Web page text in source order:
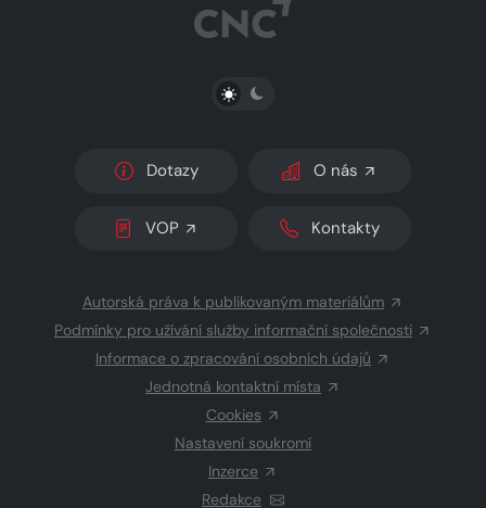
PŘEPNOUT SVĚTLÝ/TMAVÝ REŽIM
Dotazy O nás
VOP Kontakty
Autorská práva k publikovaným materiálům
Podmínky pro užívání služby informační společnosti
Informace o zpracování osobních údajů
Jednotná kontaktní místa
Cookies
Nastavení soukromí
Inzerce
Redakce